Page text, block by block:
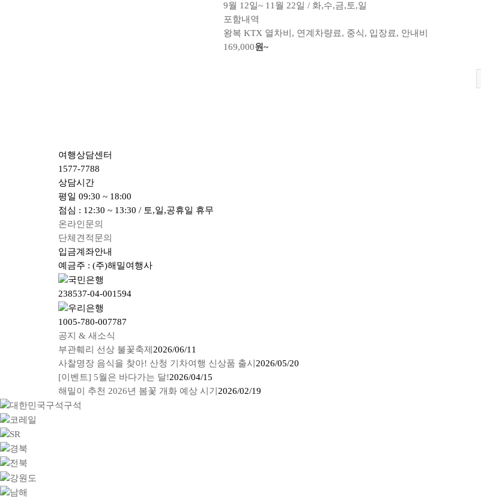
9월 12일~ 11월 22일 / 화,수,금,토,일
포함내역
왕복 KTX 열차비, 연계차량료, 중식, 입장료, 안내비
169,000원~
여행상담센터
1577-7788
상담시간
평일 09:30 ~ 18:00
점심 : 12:30 ~ 13:30 / 토,일,공휴일 휴무
온라인문의
단체견적문의
입금계좌안내
예금주 : (주)해밀여행사
238537-04-001594
1005-780-007787
공지 & 새소식
부관훼리 선상 불꽃축제 2026/06/11
사찰명장 음식을 찾아! 산청 기차여행 신상품 출시 2026/05/20
[이벤트] 5월은 바다가는 달!2026/04/15
해밀이 추천 2026년 봄꽃 개화 예상 시기 2026/02/19